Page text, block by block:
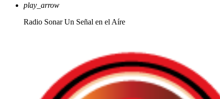
play_arrow
Radio Sonar Un Señal en el Aíre